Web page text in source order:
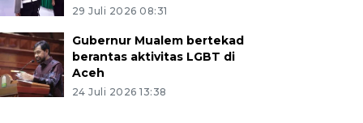
29 Juli 2026 08:31
Gubernur Mualem bertekad
berantas aktivitas LGBT di
Aceh
24 Juli 2026 13:38